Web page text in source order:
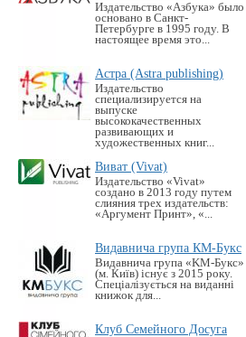
Издательство «Азбука» было
основано в Санкт-
Петербурге в 1995 году. В
настоящее время это...
Астра (Astra publishing)
Издательство
специализируется на
выпуске
высококачественных
развивающих и
художественных книг...
Виват (Vivat)
Издательство «Vivat»
создано в 2013 году путем
слияния трех издательств:
«Аргумент Принт», «...
Видавнича група КМ-Букс
Видавнича група «KM-Букс»
(м. Київ) існує з 2015 року.
Спеціалізується на виданні
книжок для...
Клуб Семейного Досуга